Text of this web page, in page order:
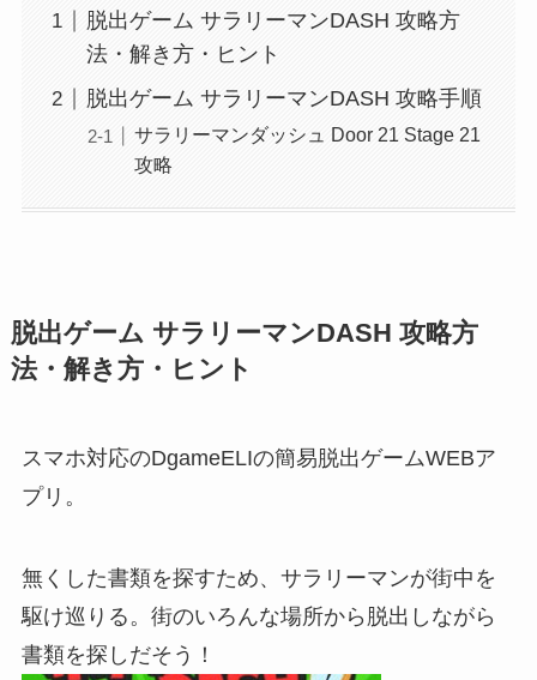
脱出ゲーム サラリーマンDASH 攻略方
法・解き方・ヒント
脱出ゲーム サラリーマンDASH 攻略手順
サラリーマンダッシュ Door 21 Stage 21
攻略
脱出ゲーム サラリーマンDASH 攻略方
法・解き方・ヒント
スマホ対応のDgameELIの簡易脱出ゲームWEBア
プリ。
無くした書類を探すため、サラリーマンが街中を
駆け巡りる。街のいろんな場所から脱出しながら
書類を探しだそう！